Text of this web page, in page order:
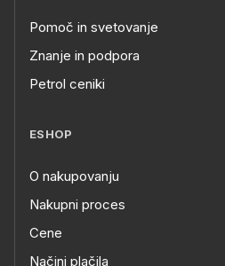
Pomoč in svetovanje
Znanje in podpora
Petrol ceniki
ESHOP
O nakupovanju
Nakupni proces
Cene
Načini plačila